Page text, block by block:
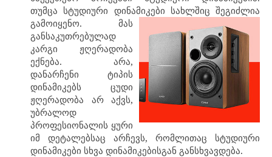
თუმცა სტუდიური დინამიკები სახლშიც შეგიძლია
გამოიყენო. მას
განსაკუთრებულად
კარგი ჟღერადობა
ექნება. არა,
დანარჩენი ტიპის
დინამიკებს ცუდი
ჟღერადობა არ აქვს,
უბრალოდ
პროფესიონალის ყური
იმ დეტალებსაც არჩევს, რომლითაც სტუდიური
დინამიკები სხვა დინამიკებისგან განსხვავდება.